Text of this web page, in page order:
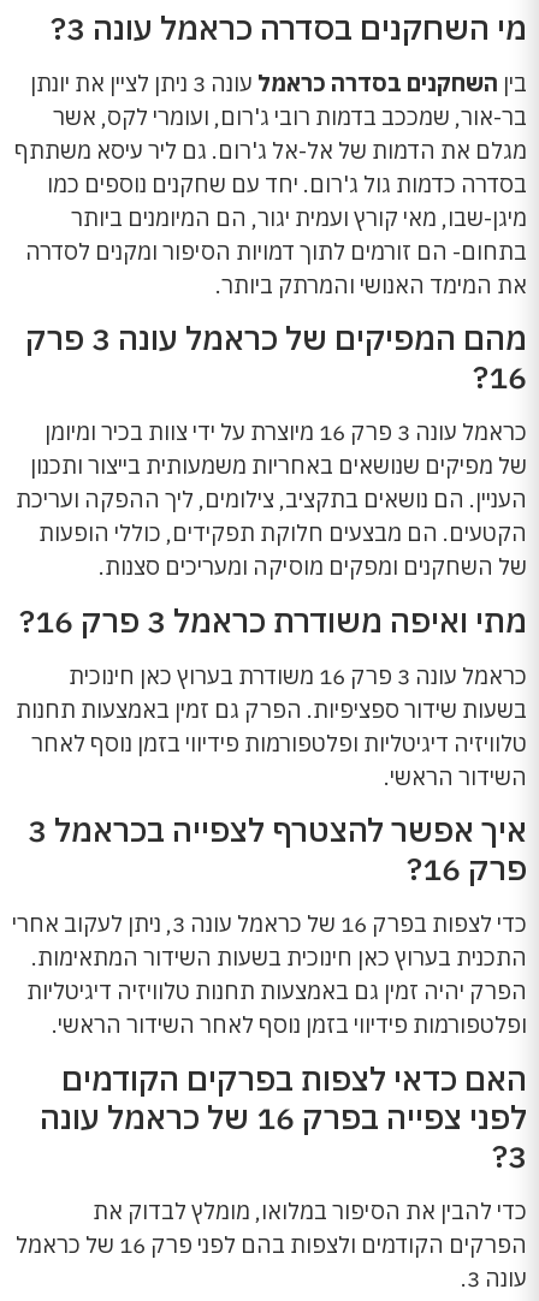
מי השחקנים בסדרה כראמל עונה 3?
בין השחקנים בסדרה כראמל
עונה 3 ניתן לציין את יונתן
בר-אור, שמככב בדמות רובי ג'רום, ועומרי לקס, אשר
מגלם את הדמות של אל-אל ג'רום. גם ליר עיסא משתתף
בסדרה כדמות גול ג'רום. יחד עם שחקנים נוספים כמו
מיגן-שבו, מאי קורץ ועמית יגור, הם המיומנים ביותר
בתחום- הם זורמים לתוך דמויות הסיפור ומקנים לסדרה
את המימד האנושי והמרתק ביותר.
מהם המפיקים של כראמל עונה 3 פרק
16?
כראמל עונה 3 פרק 16 מיוצרת על ידי צוות בכיר ומיומן
של מפיקים שנושאים באחריות משמעותית בייצור ותכנון
העניין. הם נושאים בתקציב, צילומים, ליך ההפקה ועריכת
הקטעים. הם מבצעים חלוקת תפקידים, כוללי הופעות
של השחקנים ומפקים מוסיקה ומעריכים סצנות.
מתי ואיפה משודרת כראמל 3 פרק 16?
כראמל עונה 3 פרק 16 משודרת בערוץ כאן חינוכית
בשעות שידור ספציפיות. הפרק גם זמין באמצעות תחנות
טלוויזיה דיגיטליות ופלטפורמות פידיווי בזמן נוסף לאחר
השידור הראשי.
איך אפשר להצטרף לצפייה בכראמל 3
פרק 16?
כדי לצפות בפרק 16 של כראמל עונה 3, ניתן לעקוב אחרי
התכנית בערוץ כאן חינוכית בשעות השידור המתאימות.
הפרק יהיה זמין גם באמצעות תחנות טלוויזיה דיגיטליות
ופלטפורמות פידיווי בזמן נוסף לאחר השידור הראשי.
האם כדאי לצפות בפרקים הקודמים
לפני צפייה בפרק 16 של כראמל עונה
3?
כדי להבין את הסיפור במלואו, מומלץ לבדוק את
הפרקים הקודמים ולצפות בהם לפני פרק 16 של כראמל
עונה 3.